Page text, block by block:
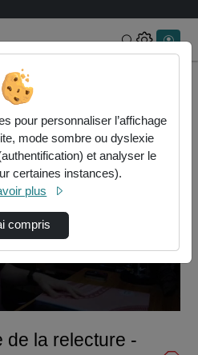
Rechercher
la relecture - Apprendre
Lire
la
vidéo
de la relecture -
pour personnaliser l’affichage
mode sombre ou dyslexie
et analyser le
certaines instances).
plus
compris